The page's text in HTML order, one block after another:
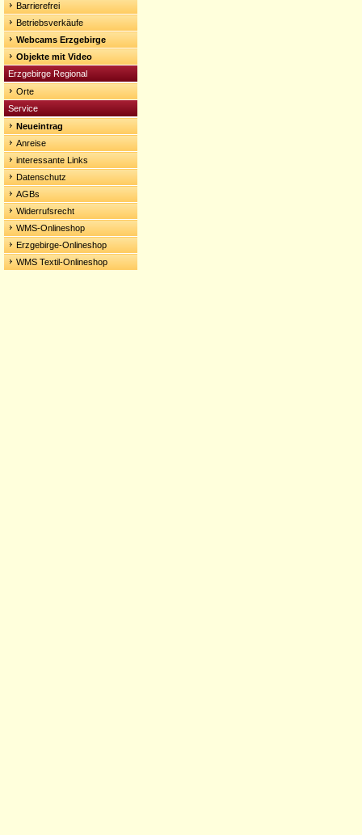
Barrierefrei
Betriebsverkäufe
Webcams Erzgebirge
Objekte mit Video
Erzgebirge Regional
Orte
Service
Neueintrag
Anreise
interessante Links
Datenschutz
AGBs
Widerrufsrecht
WMS-Onlineshop
Erzgebirge-Onlineshop
WMS Textil-Onlineshop